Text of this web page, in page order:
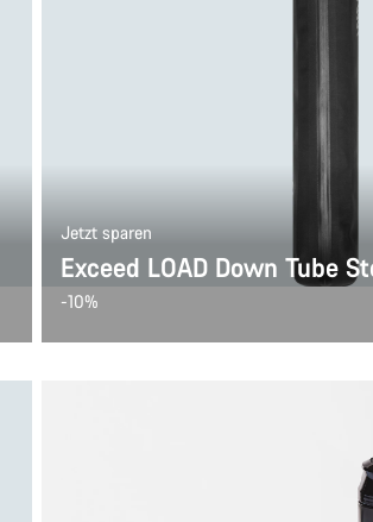
Jetzt sparen
Exceed LOAD Down Tube
-10%